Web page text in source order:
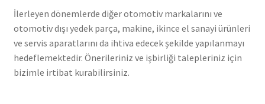
İlerleyen dönemlerde diğer otomotiv markalarını ve
otomotiv dışı yedek parça, makine, ikince el sanayi ürünleri
ve servis aparatlarını da ihtiva edecek şekilde yapılanmayı
hedeflemektedir. Önerileriniz ve işbirliği talepleriniz için
bizimle irtibat kurabilirsiniz.